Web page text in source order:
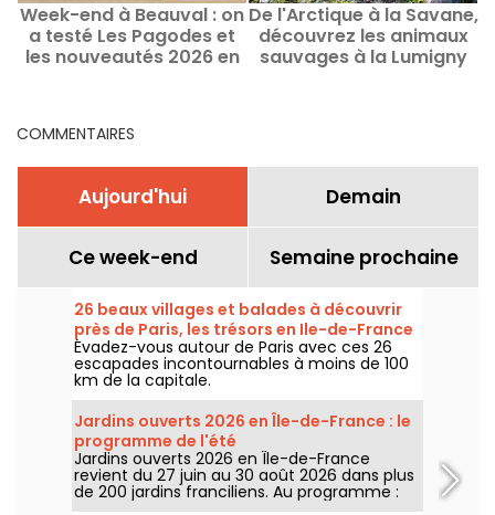
Week-end à Beauval : on
a testé Les Pagodes et
les nouveautés 2026 en
De l'Arctique à la Savane,
découvrez les animaux
sauvages à la Lumigny
COMMENTAIRES
Aujourd'hui Demain
Ce week-end Semaine prochaine
26 beaux villages et balades à découvrir
près de Paris, les trésors en Ile-de-France
Évadez-vous autour de Paris avec ces 26
escapades incontournables à moins de 100
km de la capitale.
Jardins ouverts 2026 en Île-de-France : le
programme de l'été
Jardins ouverts 2026 en Île-de-France
revient du 27 juin au 30 août 2026 dans plus
de 200 jardins franciliens. Au programme :
concerts, spectacles, visites, ateliers et